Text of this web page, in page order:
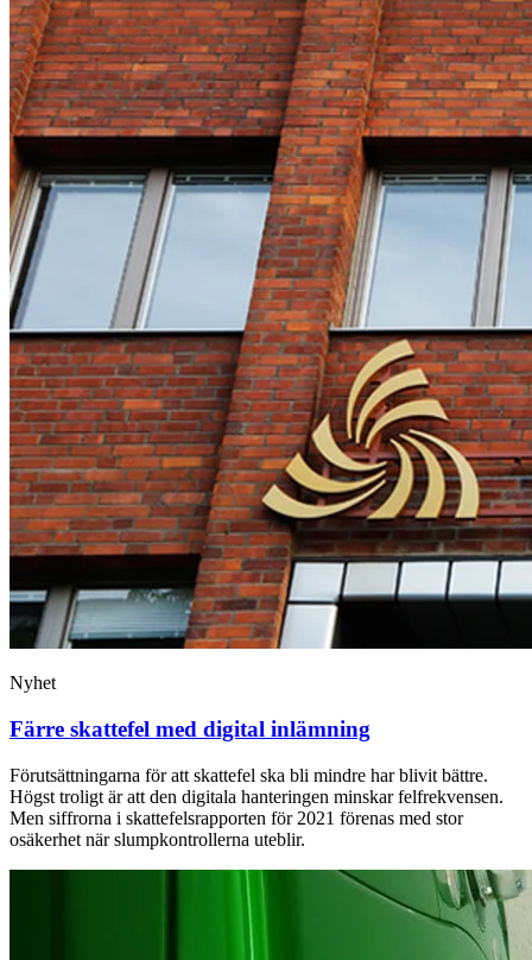
Nyhet
Färre skattefel med digital inlämning
Förutsättningarna för att skattefel ska bli mindre har blivit bättre.
Högst troligt är att den digitala hanteringen minskar felfrekvensen.
Men siffrorna i skattefelsrapporten för 2021 förenas med stor
osäkerhet när slumpkontrollerna uteblir.